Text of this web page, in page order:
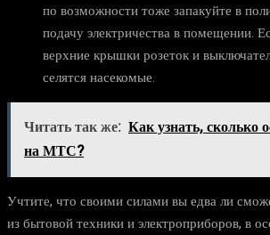
по возможности тоже запакуйте в
подачу электричества в помещении.
верхние крышки розеток и
селятся насекомые.
Читать так же: Как узнать, сколько
на МТС?
Учтите, что своими силами вы едва ли
из бытовой техники и электроприборов, в